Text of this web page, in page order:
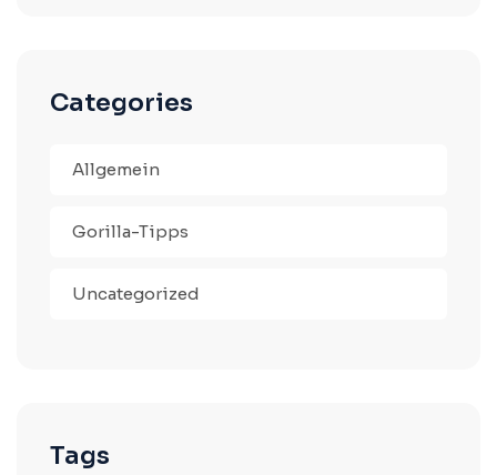
Categories
Allgemein
Gorilla-Tipps
Uncategorized
Tags